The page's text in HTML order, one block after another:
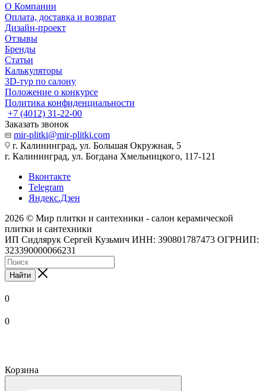
О Компании
Оплата, доставка и возврат
Дизайн-проект
Отзывы
Бренды
Статьи
Калькуляторы
3D-тур по салону
Положение о конкурсе
Политика конфиденциальности
+7 (4012) 31-22-00
Заказать звонок
mir-plitki@mir-plitki.com
г. Калининград, ул. Большая Окружная, 5
г. Калининград, ул. Богдана Хмельницкого, 117-121
Вконтакте
Telegram
Яндекс.Дзен
2026 © Мир плитки и сантехники - салон керамической
плитки и сантехники
ИП Сидлярук Сергей Кузьмич ИНН: 390801787473 ОГРНИП:
323390000066231
Найти
0
0
Корзина